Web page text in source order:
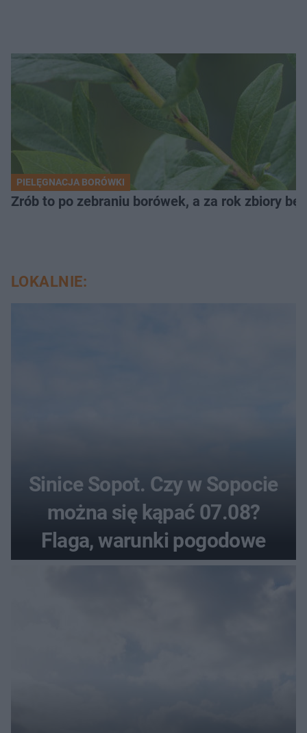
PIELĘGNACJA BORÓWKI
Zrób to po zebraniu borówek, a za rok zbiory
LOKALNIE:
Sinice Sopot. Czy w Sopocie
można się kąpać 07.08?
Flaga, warunki pogodowe